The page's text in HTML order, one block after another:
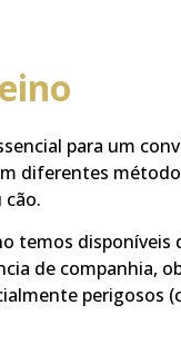
para um
diferentes
cão.
temos disponíveis
de companhia,
perigosos